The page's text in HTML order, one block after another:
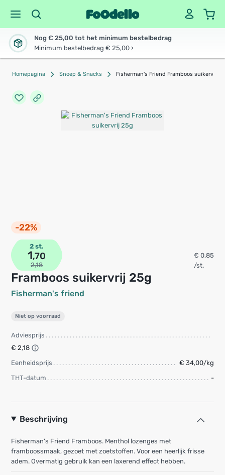
Nog € 25,00 tot het minimum bestelbedrag
Minimum bestelbedrag € 25,00 ›
Homepagina Snoep & Snacks Fisherman's Friend Framboos suikervrij
-22%
Framboos suikervrij 25g
Fisherman's friend
2 st.
1,70
2,18
€ 0,85
/st.
Niet op voorraad
Adviesprijs
€ 2,18
Eenheidsprijs
€ 34,00/kg
THT-datum
-
Beschrijving
Fisherman’s Friend Framboos. Menthol lozenges met
framboossmaak, gezoet met zoetstoffen. Voor een heerlijk frisse
adem. Overmatig gebruik kan een laxerend effect hebben.